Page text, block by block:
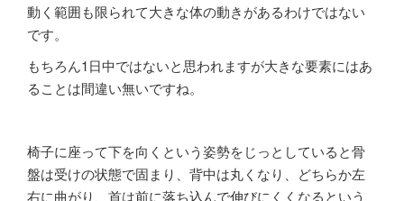
動く範囲も限られて大きな体の動きがあるわけではない
です。
もちろん1日中ではないと思われますが大きな要素にはあ
ることは間違い無いですね。
椅子に座って下を向くという姿勢をじっとしていると骨
盤は受けの状態で固まり、背中は丸くなり、どちらか左
右に曲がり、首は前に落ち込んで伸びにくくなるという